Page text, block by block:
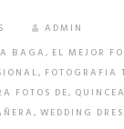
ADMIN
BAGA, EL MEJOR
, FOTOGRAFIA
FOTOS DE,
, WEDDING